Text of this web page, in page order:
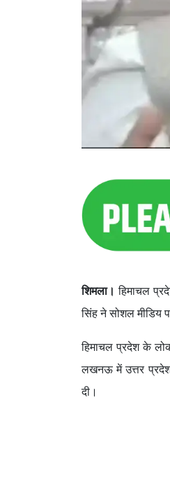
शिमला। हिमाचल
सिंह ने सोशल मीडिय
हिमाचल प्रदेश के लोक
लखनऊ में उत्तर प्रदेश
दी।